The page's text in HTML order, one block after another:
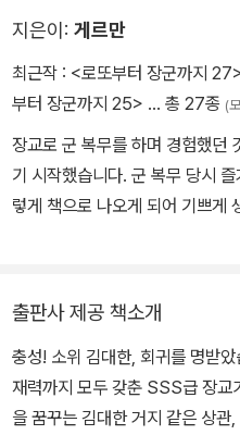
지은이: 게르만
최근작 : <로또부터 장군까지
부터 장군까지 25> … 총 27종 (
장교로 군 복무를 하며 경험했던
기 시작했습니다. 군 복무 당시
렇게 책으로 나오게 되어 기쁘게
다. 그리고 혹시나 힘들었던 군 생
가 되었으면 합니다. 마지막으로
말씀드립니다.
출판사 제공 책소개
충성! 소위 김대한, 회귀를 명받
재력까지 모두 갖춘 SSS급 장교가 나타났다! 학
을 꿈꾸는 김대한 거지 같은 상